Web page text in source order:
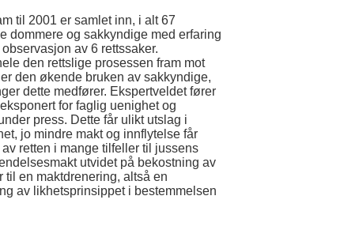
til 2001 er samlet inn, i alt 67
dommere og sakkyndige med erfaring
av 6 rettssaker.
den rettslige prosessen fram mot
den økende bruken av sakkyndige,
dette medfører. Ekspertveldet fører
for faglig uenighet og
press. Dette får ulikt utslag i
jo mindre makt og innflytelse får
retten i mange tilfeller til jussens
utvidet på bekostning av
en maktdrenering, altså en
av likhetsprinsippet i bestemmelsen